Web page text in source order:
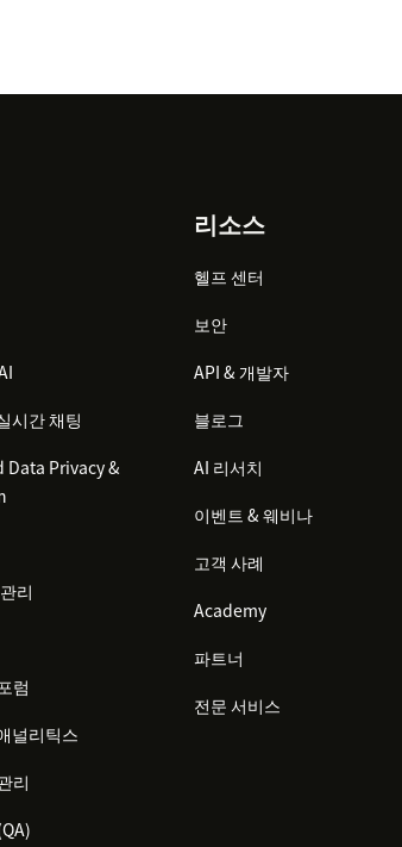
시간 채팅
Data Privacy &
리
럼
널리틱스
리
리소스
헬프 센터
보안
API & 개발자
블로그
AI 리서치
이벤트 & 웨비나
고객 사례
Academy
파트너
전문 서비스